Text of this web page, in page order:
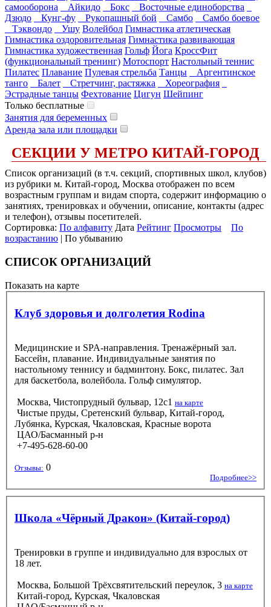
самооборона
Айкидо Бокс
Восточные единоборства
Дзюдо
Кунг-фу Рукопашный бой Самбо
Самбо боевое
Тэквондо
Ушу Волейбол Гимнастика атлетическая
Гимнастика оздоровительная Гимнастика развивающая
Гимнастика художественная Гольф Йога КроссФит
(функциональный тренинг) Мотоспорт Настольный теннис
Пилатес Плавание Пулевая стрельба Танцы
Аргентинское
танго
Балет Стретчинг, растяжка
Хореография
Эстрадные танцы Фехтование Цигун Шейпинг
Только бесплатные
Занятия для беременных
Аренда зала или площадки
СЕКЦИИ У МЕТРО КИТАЙ-ГОРОД
Список организаций (в т.ч. секций, спортивных школ, клубов)
из рубрики м. Китай-город, Москва отображен по всем
возрастным группам и видам спорта, содержит информацию о
занятиях, тренировках и обучении, описание, контакты (адрес
и телефон), отзывы посетителей.
Сортировка: По алфавиту Дата Рейтинг Просмотры
По
возрастанию | По убыванию
СПИСОК ОРГАНИЗАЦИЙ
Показать на карте
Клуб здоровья и долголетия Rodina
Медицинские и SPA-направления. Тренажёрный зал.
Бассейн, плавание. Индивидуальные занятия по
настольному теннису и бадминтону. Бокс, пилатес. Зал
для баскетбола, волейбола. Гольф симулятор.
Москва, Чистопрудный бульвар, 12с1 на карте
Чистые пруды, Сретенский бульвар, Китай-город,
Лубянка, Курская, Чкаловская, Красные ворота
ЦАО/Басманный р-н
+7-495-628-60-00
Отзывы: 0
Подробнее>>
Школа «Чёрный Дракон» (Китай-город)
Тренировки в группе и индивидуально для взрослых от
18 лет.
Москва, Большой Трёхсвятительский переулок, 3 на карте
Китай-город, Курская, Чкаловская